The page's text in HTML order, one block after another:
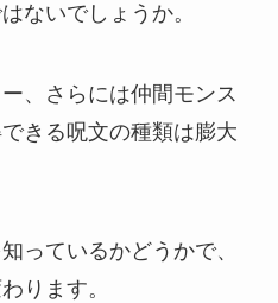
ないでしょうか。
、さらには仲間モンス
きる呪文の種類は膨大
っているかどうかで、
ります。